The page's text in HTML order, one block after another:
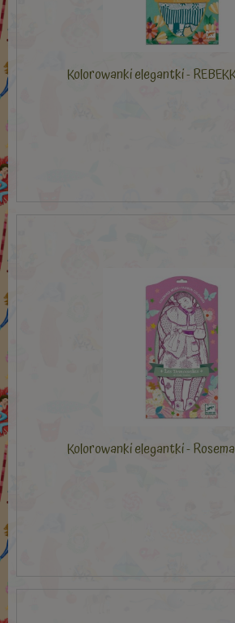
Kolorowanki elegantki -
Kolorowanki elegantki -